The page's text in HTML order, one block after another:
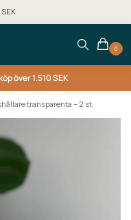
0
över 1.510 SEK
transparenta – 2 st.